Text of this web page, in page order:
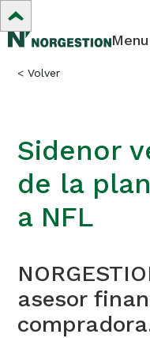
Menu
< Volver
Sidenor
de la
a NFL
asesor